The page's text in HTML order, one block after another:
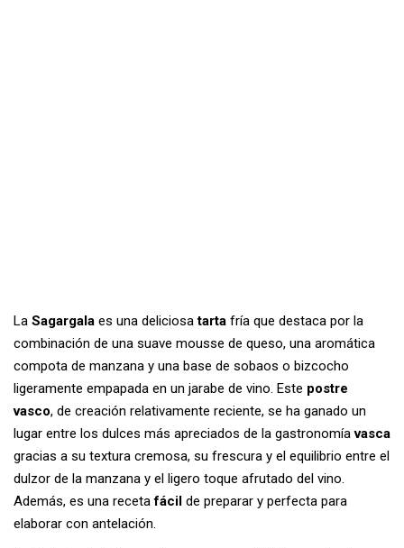
La Sagargala es una deliciosatarta fría que destaca por la
combinación de una suave mousse de queso, una aromática
compota de manzana y una base de sobaos o bizcocho
ligeramente empapada en un jarabe de vino. Este postre
vasco, de creación relativamente reciente, se ha ganado un
lugar entre los dulces más apreciados de la gastronomíavasca
gracias a su textura cremosa, su frescura y el equilibrio entre el
dulzor de la manzana y el ligero toque afrutado del vino.
Además, es una recetafácil de preparar y perfecta para
elaborar con antelación.